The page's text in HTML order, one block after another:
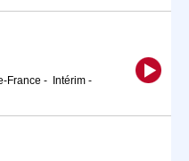
France - Intérim -